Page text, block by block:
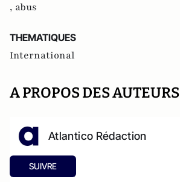
, abus
THEMATIQUES
International
A PROPOS DES AUTEURS
Atlantico Rédaction
SUIVRE